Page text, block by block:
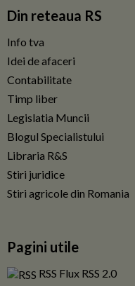
Din reteaua RS
Info tva
Idei de afaceri
Contabilitate
Timp liber
Legislatia Muncii
Blogul Specialistului
Libraria R&S
Stiri juridice
Stiri agricole din Romania
Pagini utile
RSS Flux RSS 2.0